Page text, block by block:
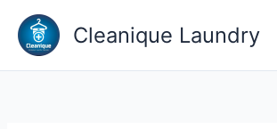
konten
Cleanique Laundry